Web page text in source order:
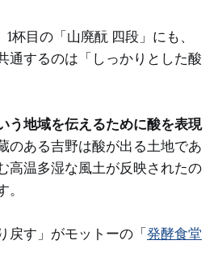
杯目の「山廃酛 四段」にも、
通するのは「しっかりとした酸
う地域を伝えるために酸を表現
のある吉野は酸が出る土地であ
高温多湿な風土が反映されたの
戻す」がモットーの「発酵食堂